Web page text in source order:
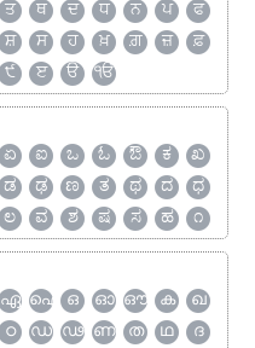
ਤ ਥ ਦ ਧ ਨ ਪ
ਫ
ਸ਼ ਸ ਹ ਖ਼ ਗ਼ ਜ਼
ਫ਼
੯ ੲ ੳ ੴ
ಏ ಐ ಒ ಓ ಔ ಕ
ಖ
ಡ ಢ ಣ ತ ಥ ದ
ಧ
ಲ ವ ಶ ಷ ಸ ಹ ೧
ഏ ഐ ഒ ഓ ഔ ക
ഖ
ഠ ഡ ഢ ണ ത ഥ
ദ